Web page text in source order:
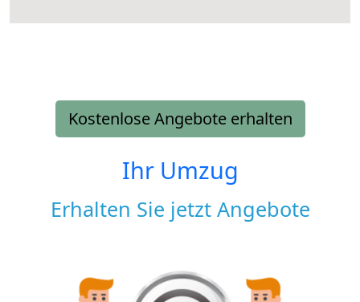
Kostenlose Angebote erhalten
Ihr Umzug
Erhalten Sie jetzt Angebote